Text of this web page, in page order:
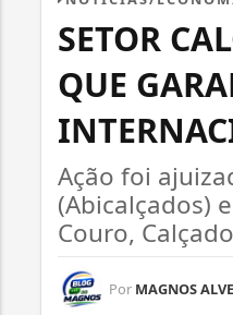
SETOR
QUE
Ação foi
(Abicalçados)
Couro,
Por MAGNOS